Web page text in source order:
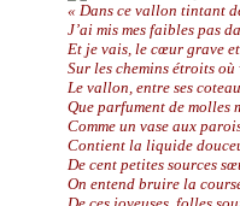
« Dans ce vallon tintant
J’ai mis mes faibles pas
Et je vais, le cœur grave
Sur les chemins étroits
Le vallon, entre ses
Que parfument de molles
Comme un vase aux
Contient la liquide
De cent petites sources
On entend bruire la